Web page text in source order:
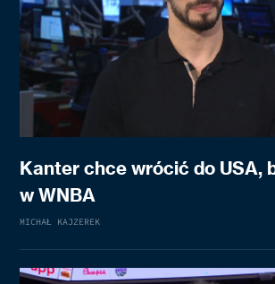
Kanter chce wrócić do USA,
w WNBA
MICHAŁ KAJZEREK